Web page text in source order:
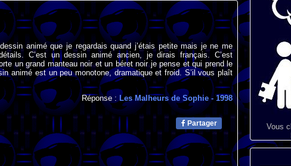
animé que je regardais quand j’étais petite mais je ne me
C’est un dessin animé ancien, je dirais français. C’est
un grand manteau noir et un béret noir je pense et qui prend le
animé est un peu monotone, dramatique et froid. S’il vous plaît
Réponse :Les Malheurs de Sophie- 1998
Partager
Vous